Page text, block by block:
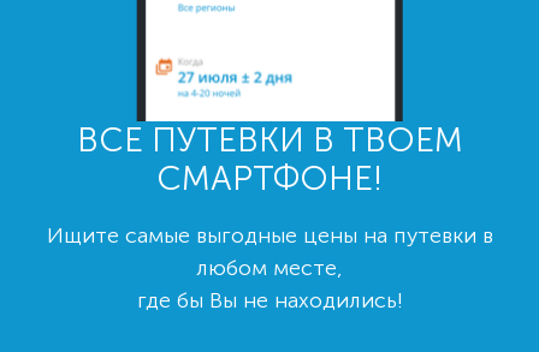
ВСЕ ПУТЕВКИ В ТВОЕМ
СМАРТФОНЕ!
Ищите самые выгодные цены на путевки в
любом месте,
где бы Вы не находились!